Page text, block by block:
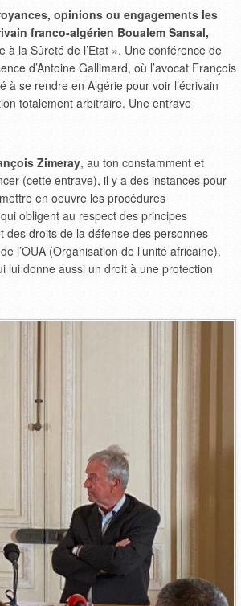
opinions ou engagements les
franco-algérien Boualem Sansal,
à la Sûreté de l’Etat ». Une conférence de
d’Antoine Gallimard, où l’avocat François
à se rendre en Algérie pour voir l’écrivain
totalement arbitraire. Une entrave
Zimeray, au ton constamment et
(cette entrave), il y a des instances pour
en oeuvre les procédures
obligent au respect des principes
des droits de la défense des personnes
l’OUA (Organisation de l’unité africaine).
lui donne aussi un droit à une protection